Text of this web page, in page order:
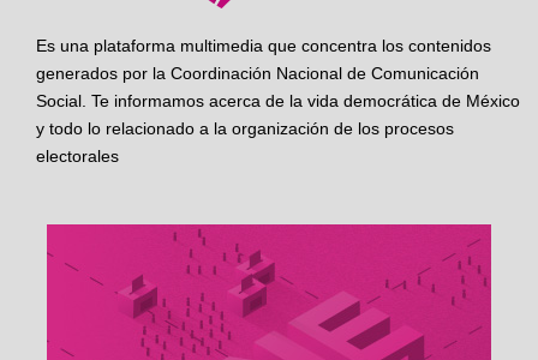
Es una plataforma multimedia que concentra los contenidos
generados por la Coordinación Nacional de Comunicación
Social. Te informamos acerca de la vida democrática de México
y todo lo relacionado a la organización de los procesos
electorales